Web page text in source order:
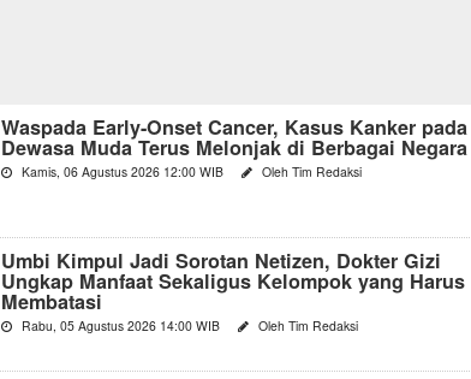
Waspada Early-Onset Cancer, Kasus Kanker pada
Dewasa Muda Terus Melonjak di Berbagai Negara
Kamis, 06 Agustus 2026 12:00 WIB Oleh Tim Redaksi
Umbi Kimpul Jadi Sorotan Netizen, Dokter Gizi
Ungkap Manfaat Sekaligus Kelompok yang Harus
Membatasi
Rabu, 05 Agustus 2026 14:00 WIB Oleh Tim Redaksi